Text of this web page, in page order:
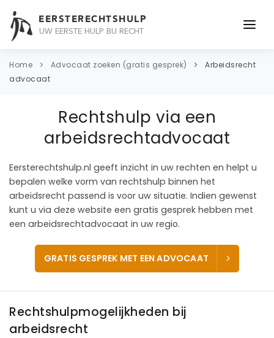
EERSTERECHTSHULP
UW EERSTE HULP BIJ RECHT
ONDERWERPEN
ADVOCAAT
OVER ONS
CONTACT
Home Advocaat zoeken (gratis gesprek)
Arbeidsrecht
advocaat
Rechtshulp via een
arbeidsrechtadvocaat
Eersterechtshulp.nl geeft inzicht in uw rechten en helpt u
bepalen welke vorm van rechtshulp binnen het
arbeidsrecht passend is voor uw situatie. Indien gewenst
kunt u via deze website een gratis gesprek hebben met
een arbeidsrechtadvocaat in uw regio.
GRATIS GESPREK MET EEN ADVOCAAT
Rechtshulpmogelijkheden bij
arbeidsrecht